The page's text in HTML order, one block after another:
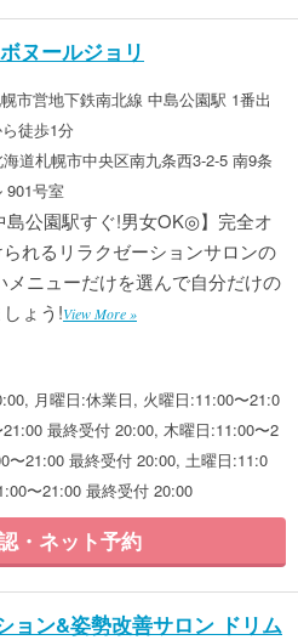
ヌールジョリ
市営地下鉄南北線 中島公園駅 1番出
徒歩1分
道札幌市中央区南九条西3-2-5 南9条
901号室
島公園駅すぐ!男女OK◎】完全オ
れるリラクゼーションサロンの
ニューだけを選んで自分だけの
ょう!View More »
月曜日:休業日, 火曜日:11:00〜21:0
最終受付 20:00, 木曜日:11:00〜2
〜21:00 最終受付 20:00, 土曜日:11:0
〜21:00 最終受付 20:00
・ネット予約
ョン&姿勢改善サロン ドリム